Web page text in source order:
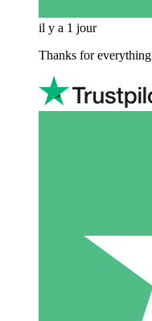
il y a 1 jour
Thanks for everything